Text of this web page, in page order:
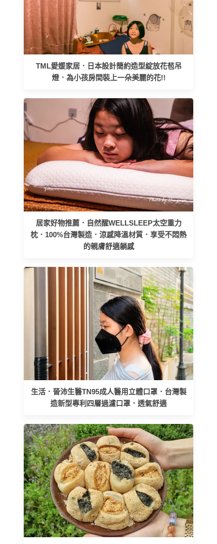
TML愛媛家居．日本設計簡約造型綻放花苞吊
燈．為小孩房間裝上一朵美麗的花!!
居家好物推薦．自然醒WELLSLEEP太空重力
枕．100%台灣製造．涼感降溫材質．享受不悶熱
的親膚舒適躺感
生活．晉沛生醫TN95成人醫用立體口罩．台灣製
造新型專利四層過濾口罩．透氣舒適